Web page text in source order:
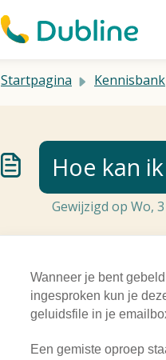
Startpagina Kennisbank
Hoe kan
Gewijzigd op Wo,
Wanneer je bent
ingesproken kun je
geluidsfile in je
Een gemiste oproep